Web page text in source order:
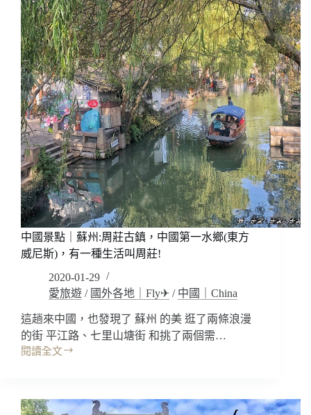
旅
遊
Eurail
Pass
火
車
通
行
證
(歐
鐵
通
票)
優
惠
票
價!!
單
可
以
使
我
中國景點｜蘇州:周莊古鎮，中國第一水鄉(東方
威尼斯)，有一種生活叫周莊!
2020-01-29
愛旅遊 / 國外各地｜Fly✈ / 中國｜China
這趟來中國，也發現了 蘇州 的美 逛了兩條浪漫
的街 平江路、七里山塘街 和挑了兩個需…
閱讀全文
中
點